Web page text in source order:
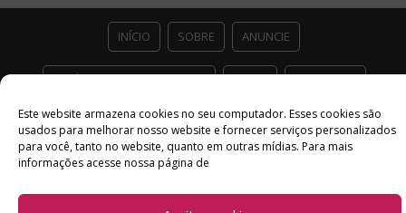
Este website armazena cookies no seu computador. Esses cookies são
usados ​​para melhorar nosso website e fornecer serviços personalizados
para você, tanto no website, quanto em outras mídias. Para mais
informações acesse nossa página de
INÍCIO SOBRE ANUNCIE
CONTATO POLÍTICA DE PRIVACIDADE
Facebook
Twitter
Copyright©2026 Acesso Cultural - Arte, Cultura Pop e Entretenimento